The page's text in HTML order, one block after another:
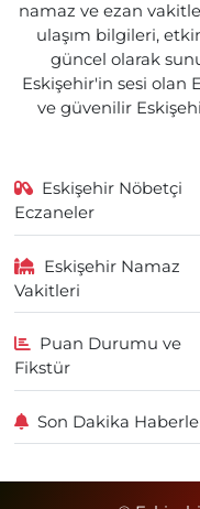
namaz ve ezan
ulaşım bilgileri,
güncel olarak
Eskişehir'in sesi olan
ve güvenilir
Eskişehir Nöbetçi
Eczaneler
Eskişehir Namaz
Vakitleri
Puan Durumu ve
Fikstür
Son Dakika